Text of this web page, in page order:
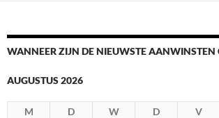
WANNEER ZIJN DE NIEUWSTE AANWINSTEN
AUGUSTUS 2026
M D W D V